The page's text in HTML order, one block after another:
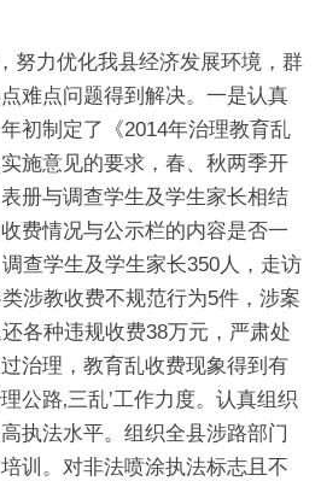
努力优化我县经济发展环境，群
难点问题得到解决。一是认真
初制定了《2014年治理教育乱
施意见的要求，春、秋两季开
册与调查学生及学生家长相结
费情况与公示栏的内容是否一
查学生及学生家长350人，走访
涉教收费不规范行为5件，涉案
各种违规收费38万元，严肃处
治理，教育乱收费现象得到有
公路‚三乱‛工作力度。认真组织
执法水平。组织全县涉路部门
训。对非法喷涂执法标志且不